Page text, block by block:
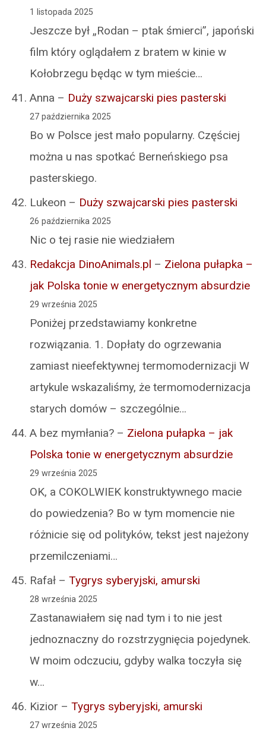
1 listopada 2025
Jeszcze był „Rodan – ptak śmierci”, japoński
film który oglądałem z bratem w kinie w
Kołobrzegu będąc w tym mieście…
Anna – Duży szwajcarski pies pasterski
27 października 2025
Bo w Polsce jest mało popularny. Częściej
można u nas spotkać Berneńskiego psa
pasterskiego.
Lukeon – Duży szwajcarski pies pasterski
26 października 2025
Nic o tej rasie nie wiedziałem
Redakcja DinoAnimals.pl – Zielona pułapka –
jak Polska tonie w energetycznym absurdzie
29 września 2025
Poniżej przedstawiamy konkretne
rozwiązania. 1. Dopłaty do ogrzewania
zamiast nieefektywnej termomodernizacji W
artykule wskazaliśmy, że termomodernizacja
starych domów – szczególnie…
A bez mymłania? – Zielona pułapka – jak
Polska tonie w energetycznym absurdzie
29 września 2025
OK, a COKOLWIEK konstruktywnego macie
do powiedzenia? Bo w tym momencie nie
różnicie się od polityków, tekst jest najeżony
przemilczeniami…
Rafał – Tygrys syberyjski, amurski
28 września 2025
Zastanawiałem się nad tym i to nie jest
jednoznaczny do rozstrzygnięcia pojedynek.
W moim odczuciu, gdyby walka toczyła się
w…
Kizior – Tygrys syberyjski, amurski
27 września 2025